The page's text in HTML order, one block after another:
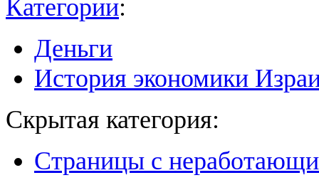
Категории:
Деньги
История экономики
Скрытая категория:
Страницы с